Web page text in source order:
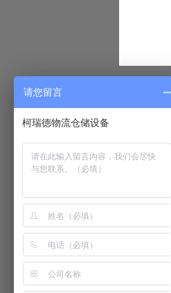
「仓储
+重力
仓库
RFID
电子
请您留言
柯瑞德物流仓储设备